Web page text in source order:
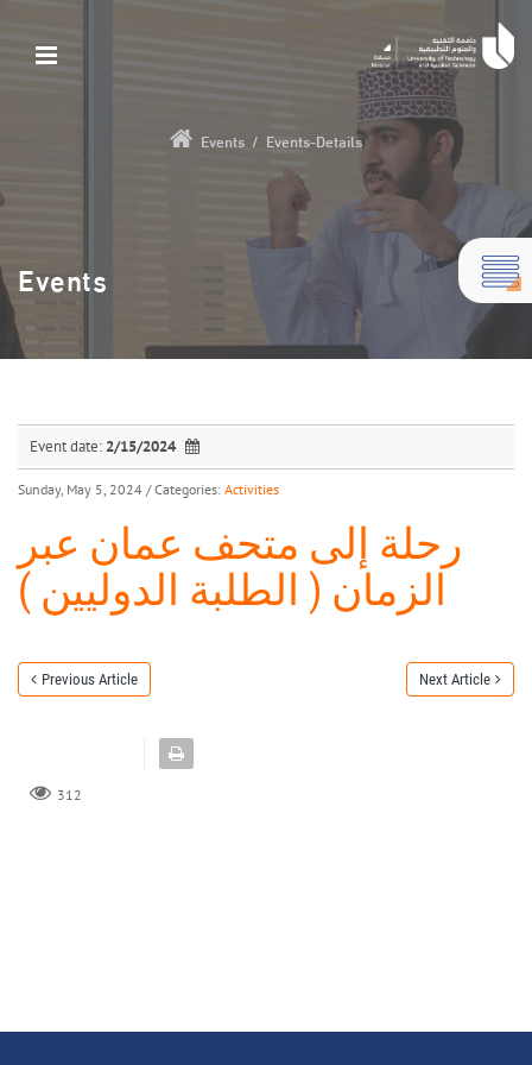
Events / Events-Details
Events
Event date: 2/15/2024
Sunday, May 5, 2024 / Categories: Activities
رحلة إلى متحف عمان عبر
الزمان ( الطلبة الدوليين )
Previous Article Next Article
312